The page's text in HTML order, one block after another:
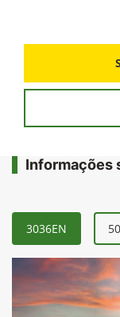
Informações
3036EN